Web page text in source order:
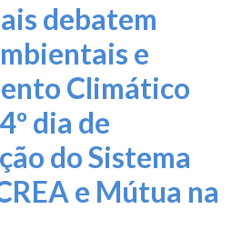
debatem
e
Climático
dia de
do Sistema
e Mútua na